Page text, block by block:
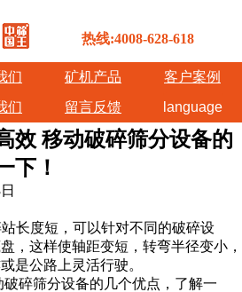
热线:4008-628-618
们 矿机产品
客户案例
们 留言反馈 language
效 移动破碎筛分设备的
下！
长度短，可以针对不同的破碎设
，这样使轴距变短，转弯半径变小，
是公路上灵活行驶。
碎筛分设备的几个优点，了解一